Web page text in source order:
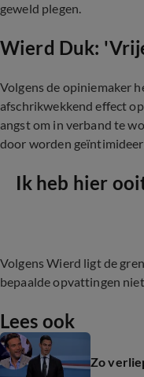
geweld plegen.
Wierd Duk:
Volgens de opiniemaker
afschrikwekkend effect
angst om in verband te
door worden
Ik heb hier
Volgens Wierd ligt de
bepaalde opvattingen
Lees ook
Zo